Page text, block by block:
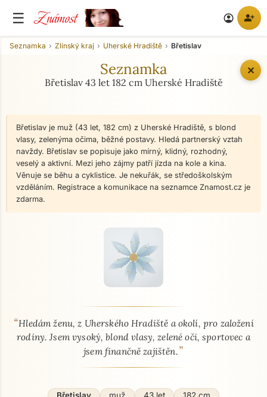
☰ Známost account_circle person_add
✕
Seznamka Zlínský kraj Uherské Hradiště Břetislav
Seznamka
Břetislav 43 let 182 cm Uherské Hradiště
Břetislav je muž (43 let, 182 cm) z Uherské Hradiště, s blond
vlasy, zelenýma očima, běžné postavy. Hledá partnerský vztah
navždy. Břetislav se popisuje jako mírný, klidný, rozhodný,
veselý a aktivní. Mezi jeho zájmy patří jízda na kole a kina.
Věnuje se běhu a cyklistice. Je nekuřák, se středoškolským
vzděláním. Registrace a komunikace na seznamce Znamost.cz je
zdarma.
O mně - seznamka profil
“Hledám ženu, z Uherského Hradiště a okolí, pro založení
rodiny. Jsem vysoký, blond vlasy, zelené oči, sportovec a
jsem finančně zajištěn.”